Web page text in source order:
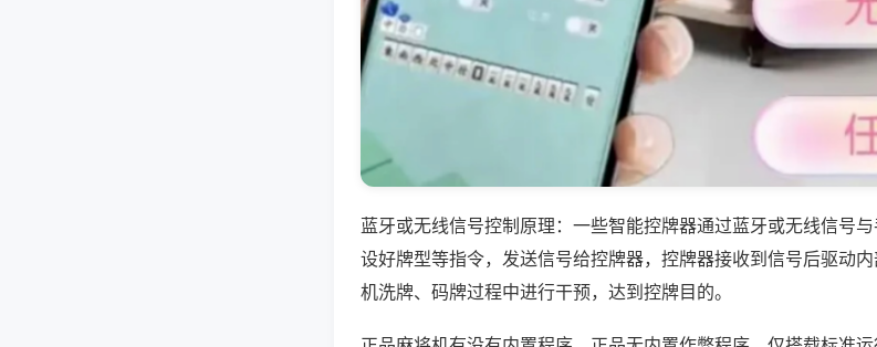
蓝牙或无线信号控制原理：一些智能控牌器通过蓝牙或无线信号
设好牌型等指令，发送信号给控牌器，控牌器接收到信号后驱动
机洗牌、码牌过程中进行干预，达到控牌目的。